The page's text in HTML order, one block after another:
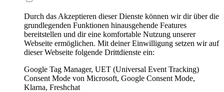
Durch das Akzeptieren dieser Dienste können wir dir über die
grundlegenden Funktionen hinausgehende Features
bereitstellen und dir eine komfortable Nutzung unserer
Webseite ermöglichen. Mit deiner Einwilligung setzen wir auf
dieser Webseite folgende Drittdienste ein:
Google Tag Manager, UET (Universal Event Tracking)
Consent Mode von Microsoft, Google Consent Mode,
Klarna, Freshchat